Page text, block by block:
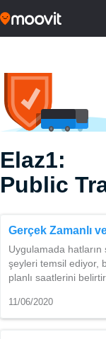
Elaz1:
Public
Gerçek Zamanlı
Uygulamada
şeyleri temsil ediyor,
planlı saatlerini
11/06/2020